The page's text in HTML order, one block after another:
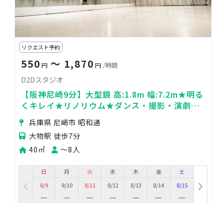
リクエスト予約
550 円〜 1,870 円 /時間
D2Dスタジオ
【阪神尼崎9分】大型鏡 高:1.8m 幅:7.2m★明る
くキレイ★リノリウム★ダンス・撮影・演劇・
ウォーキング・空手・ヨガに◎
兵庫県 尼崎市 昭和通
大物駅 徒歩7分
40㎡
〜8人
日
8/9
月
8/10
火
8/11
水
8/12
木
8/13
金
8/14
土
8/15